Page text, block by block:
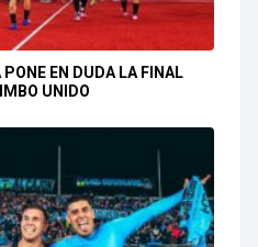
EN DUDA LA FINAL
UNIDO